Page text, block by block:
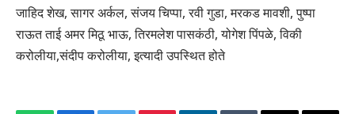
जाहिद शेख, सागर अर्कल, संजय चिप्पा, रवी गुडा, मरकड मावशी, पुष्पा
राऊत ताई अमर मिठू भाऊ, तिरमलेश पासकंठी, योगेश पिंपळे, विकी
करोलीया,संदीप करोलीया, इत्यादी उपस्थित होते